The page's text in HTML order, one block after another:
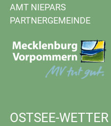
AMT NIEPARS
PARTNERGEMEINDE
OSTSEE-WETTER